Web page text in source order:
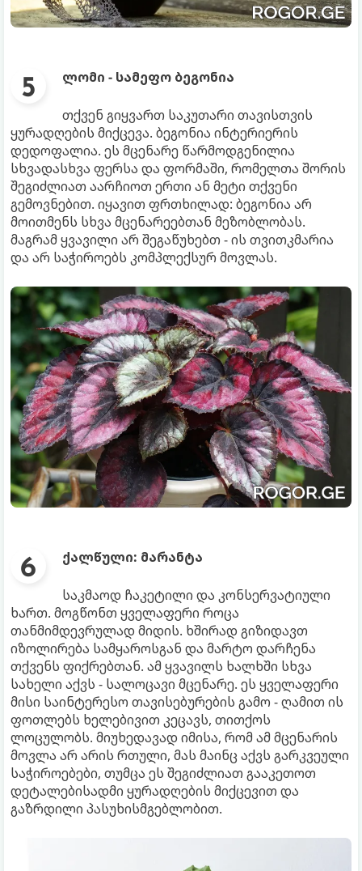
ლომი - სამეფო ბეგონია
თქვენ გიყვართ საკუთარი თავისთვის
ყურადღების მიქცევა. ბეგონია ინტერიერის
დედოფალია. ეს მცენარე წარმოდგენილია
სხვადასხვა ფერსა და ფორმაში, რომელთა შორის
შეგიძლიათ აარჩიოთ ერთი ან მეტი თქვენი
გემოვნებით. იყავით ფრთხილად: ბეგონია არ
მოითმენს სხვა მცენარეებთან მეზობლობას.
მაგრამ ყვავილი არ შეგაწუხებთ - ის თვითკმარია
და არ საჭიროებს კომპლექსურ მოვლას.
ქალწული: მარანტა
საკმაოდ ჩაკეტილი და კონსერვატიული
ხართ. მოგწონთ ყველაფერი როცა
თანმიმდევრულად მიდის. ხშირად გიზიდავთ
იზოლირება სამყაროსგან და მარტო დარჩენა
თქვენს ფიქრებთან. ამ ყვავილს ხალხში სხვა
სახელი აქვს - სალოცავი მცენარე. ეს ყველაფერი
მისი საინტერესო თავისებურების გამო - ღამით ის
ფოთლებს ხელებივით კეცავს, თითქოს
ლოცულობს. მიუხედავად იმისა, რომ ამ მცენარის
მოვლა არ არის რთული, მას მაინც აქვს გარკვეული
საჭიროებები, თუმცა ეს შეგიძლიათ გააკეთოთ
დეტალებისადმი ყურადღების მიქცევით და
გაზრდილი პასუხისმგებლობით.